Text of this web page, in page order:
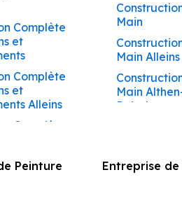
Beaumont-
Bédarrides
Buoux
Barbentane
Couvreur à
Beaumettes
Couvreur à
de-Pertuis
Couvreur à
Couvreur à
Complète
et
Complète
et
Alleins
Complète
Main
Main Alleins
Main
Paluds
Main Apt
Peinture Entreprise de